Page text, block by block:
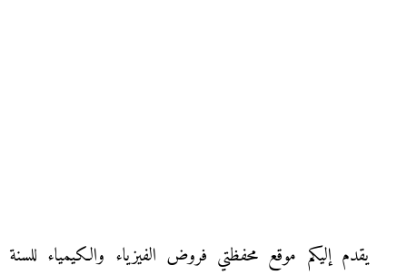
يقدم إليكم موقع محفظتي فروض الفيزياء والكيمياء للسنة